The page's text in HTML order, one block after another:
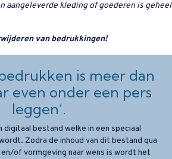
aangeleverde kleding of goederen is geheel
van bedrukkingen!
is meer dan
even onder een pers
leggen’.
digitaal bestand welke in een speciaal
Zodra de inhoud van dit bestand qua
of vormgeving naar wens is wordt het